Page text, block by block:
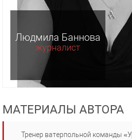
Людмила Баннова
журналист
МАТЕРИАЛЫ АВТОРА
Тренер ватерпольной команды